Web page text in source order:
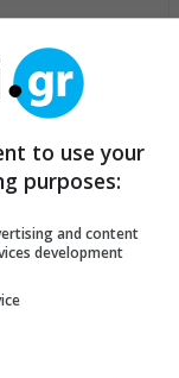
συνέχεια της
to use your
purposes:
and content
development